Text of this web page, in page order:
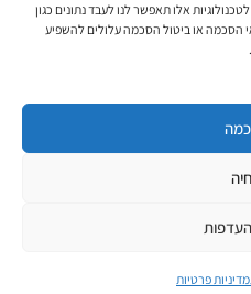
אלו תאפשר לנו לעבד נתונים כגון
הסכמה או ביטול הסכמה עלולים להשפיע
מדיניות פרטיות
על דברים חדשים בחנות, מבצעים
את כתובת המייל שלכם: